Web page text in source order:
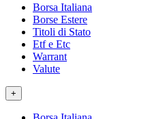
Borsa Italiana
Borse Estere
Titoli di Stato
Etf e Etc
Warrant
Valute
+